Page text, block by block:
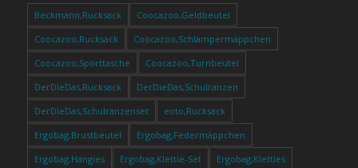
Beckmann,Rucksack
Coocazoo,Geldbeutel
Coocazoo,Rucksack
Coocazoo,Schlampermäppchen
Coocazoo,Sporttasche
Coocazoo,Turnbeutel
DerDieDas,Rucksack
DerDieDas,Schulranzen
DerDieDas,Schulranzenset
eoto,Rucksack
Ergobag,Brustbeutel
Ergobag,Federmäppchen
Ergobag,Hangies
Ergobag,Klettie-Set
Ergobag,Kletties